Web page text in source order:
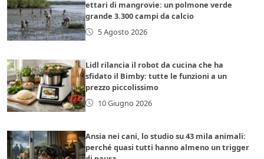
ettari di mangrovie: un polmone verde
grande 3.300 campi da calcio
5 Agosto 2026
Lidl rilancia il robot da cucina che ha
sfidato il Bimby: tutte le funzioni a un
prezzo piccolissimo
10 Giugno 2026
Ansia nei cani, lo studio su 43 mila animali:
perché quasi tutti hanno almeno un trigger